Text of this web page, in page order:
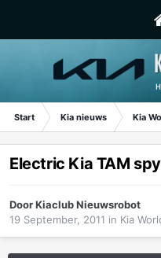
Start Kia nieuws Kia
Electric Kia TAM
DoorKiaclub Nieuwsrobot
19 September, 2011 in Kia